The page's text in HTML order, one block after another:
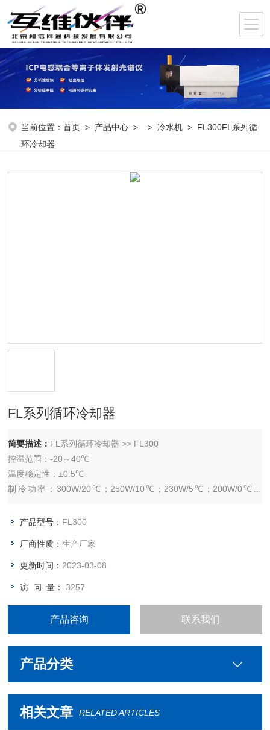
当前位置：首页 > 产品中心 > >冷水机 > FL300FL系列循
环冷却器
FL系列循环冷却器
简要描述：
控温范围：-20～40℃
温度稳定性：±0.5℃
制冷功率：300W/20℃；250W/10℃；230W/5℃；200W/0℃；
可同时连接旋蒸数：1-2台
产品型号： FL300
厂商性质：生产厂家
更新时间： 2023-03-08
访 问 量：3257
产品咨询 联系我们
产品分类
相关文章 RELATED ARTICLES